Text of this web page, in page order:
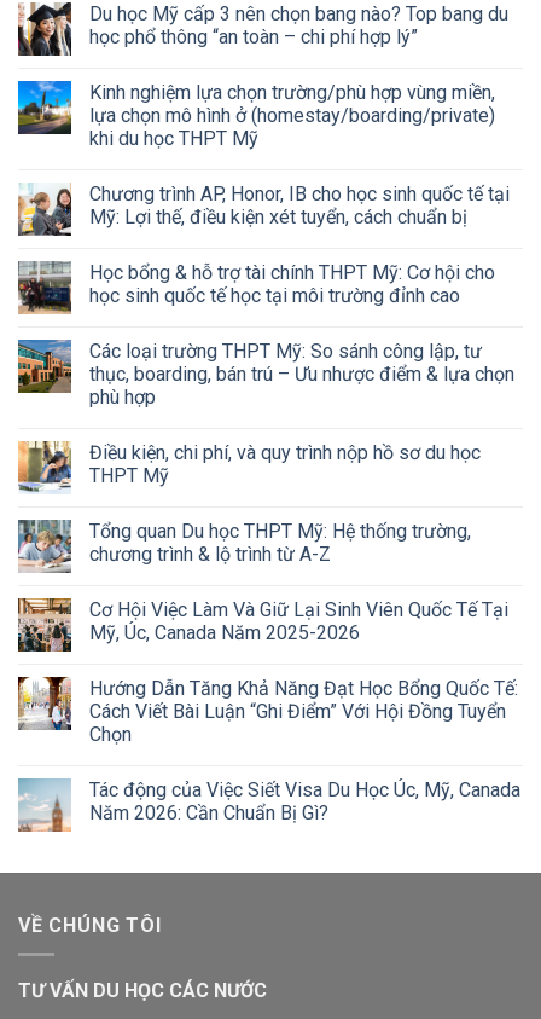
Du học Mỹ cấp 3 nên chọn bang nào? Top bang du
học phổ thông “an toàn – chi phí hợp lý”
Kinh nghiệm lựa chọn trường/phù hợp vùng miền,
lựa chọn mô hình ở (homestay/boarding/private)
khi du học THPT Mỹ
Chương trình AP, Honor, IB cho học sinh quốc tế tại
Mỹ: Lợi thế, điều kiện xét tuyển, cách chuẩn bị
Học bổng & hỗ trợ tài chính THPT Mỹ: Cơ hội cho
học sinh quốc tế học tại môi trường đỉnh cao
Các loại trường THPT Mỹ: So sánh công lập, tư
thục, boarding, bán trú – Ưu nhược điểm & lựa chọn
phù hợp
Điều kiện, chi phí, và quy trình nộp hồ sơ du học
THPT Mỹ
Tổng quan Du học THPT Mỹ: Hệ thống trường,
chương trình & lộ trình từ A-Z
Cơ Hội Việc Làm Và Giữ Lại Sinh Viên Quốc Tế Tại
Mỹ, Úc, Canada Năm 2025-2026
Hướng Dẫn Tăng Khả Năng Đạt Học Bổng Quốc Tế:
Cách Viết Bài Luận “Ghi Điểm” Với Hội Đồng Tuyển
Chọn
Tác động của Việc Siết Visa Du Học Úc, Mỹ, Canada
Năm 2026: Cần Chuẩn Bị Gì?
VỀ CHÚNG TÔI
TƯ VẤN DU HỌC CÁC NƯỚC